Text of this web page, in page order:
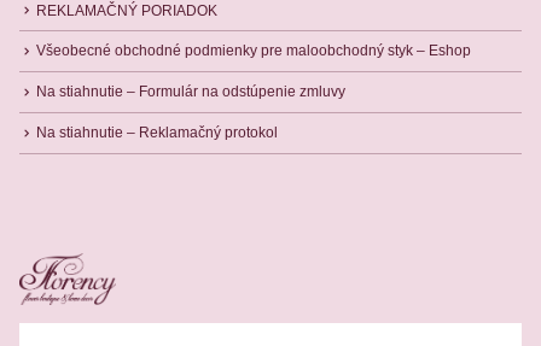
REKLAMAČNÝ PORIADOK
Všeobecné obchodné podmienky pre maloobchodný styk – Eshop
Na stiahnutie – Formulár na odstúpenie zmluvy
Na stiahnutie – Reklamačný protokol